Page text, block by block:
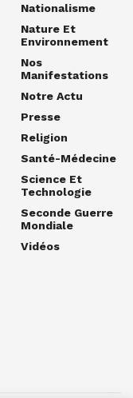
Nationalisme
Nature Et
Environnement
Nos
Manifestations
Notre Actu
Presse
Religion
Santé-Médecine
Science Et
Technologie
Seconde Guerre
Mondiale
Vidéos